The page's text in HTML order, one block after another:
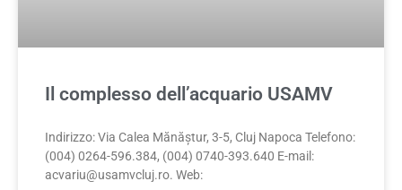
Il complesso dell’acquario USAMV
Indirizzo: Via Calea Mănăștur, 3-5, Cluj Napoca Telefono:
(004) 0264-596.384, (004) 0740-393.640 E-mail:
acvariu@usamvcluj.ro. Web: